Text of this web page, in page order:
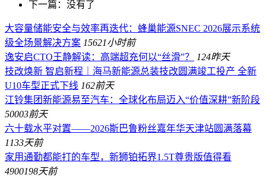
下一篇：没有了
大容量储能安全与效率再迭代：蜂巢能源SNEC 2026展示系统
级全场景解决方案 15621小时前
逸安启CTO王静解读：高端超充何以“丝滑”？
124昨天
技改焕新 智启新程｜海马新能源总装技改圆满竣工投产 全新
U10车型正式下线 162前天
江铃集团新能源易至汽车：全球化布局迈入“价值深耕”新阶段
50003前天
六十载水平对置——2026斯巴鲁粉丝嘉年华天津站圆满落幕
1133天前
家用通勤都能打的车型，新狮铂拓界1.5T尊贵版值得看
4900198天前